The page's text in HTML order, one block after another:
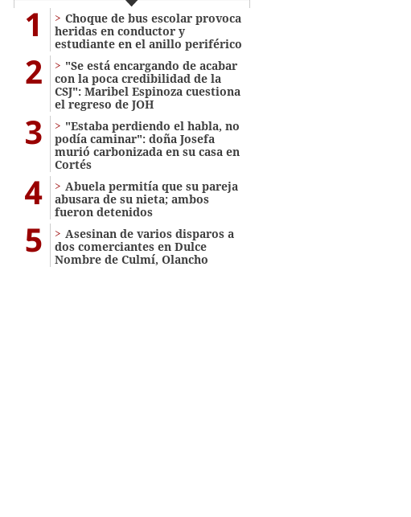
1
Choque de bus escolar provoca
heridas en conductor y
estudiante en el anillo periférico
2
"Se está encargando de acabar
con la poca credibilidad de la
CSJ": Maribel Espinoza cuestiona
el regreso de JOH
3
"Estaba perdiendo el habla, no
podía caminar": doña Josefa
murió carbonizada en su casa en
Cortés
4
Abuela permitía que su pareja
abusara de su nieta; ambos
fueron detenidos
5
Asesinan de varios disparos a
dos comerciantes en Dulce
Nombre de Culmí, Olancho